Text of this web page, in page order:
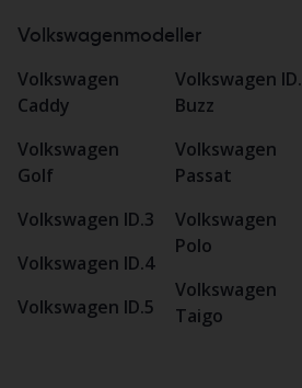
Volkswagenmodeller
Volkswagen
Caddy
Volkswagen
Golf
Volkswagen ID.3
Volkswagen ID.4
Volkswagen ID.5
Volkswagen ID.
Buzz
Volkswagen
Passat
Volkswagen
Polo
Volkswagen
Taigo